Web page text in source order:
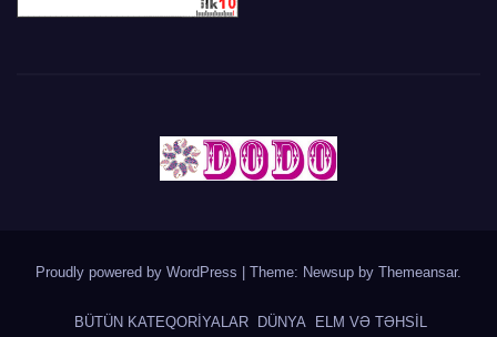
Proudly powered by WordPress Theme: Newsup by Themeansar.
BÜTÜN KATEQORİYALAR DÜNYA ELM VƏ TƏHSİL